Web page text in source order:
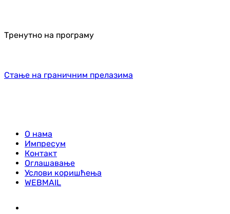
Тренутно на програму
Стање на граничним прелазима
О нама
Импресум
Контакт
Оглашавање
Услови коришћења
WEBMAIL